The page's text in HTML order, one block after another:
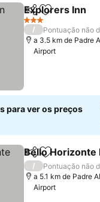
PartilharAdicionar
Explorers Inn
3 Estrelas
/
Pontuação não
a 3.5 km de Padre
Airport
para ver os preços
PartilharAdicionar
Bello Horizonte
/
Pontuação não
a 5.1 km de Padre
Airport